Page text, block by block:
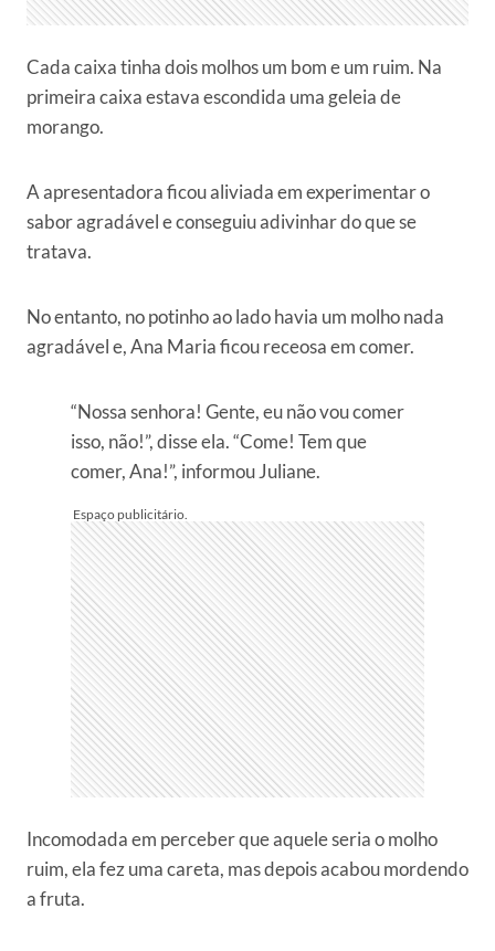
Cada caixa tinha dois molhos um bom e um ruim. Na
primeira caixa estava escondida uma geleia de
morango.
A apresentadora ficou aliviada em experimentar o
sabor agradável e conseguiu adivinhar do que se
tratava.
No entanto, no potinho ao lado havia um molho nada
agradável e, Ana Maria ficou receosa em comer.
“Nossa senhora! Gente, eu não vou comer
isso, não!”, disse ela. “Come! Tem que
comer, Ana!”, informou Juliane.
Incomodada em perceber que aquele seria o molho
ruim, ela fez uma careta, mas depois acabou mordendo
a fruta.